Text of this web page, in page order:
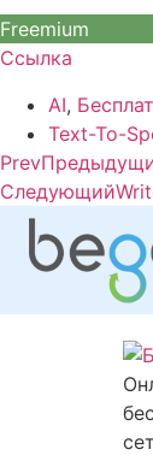
Freemium
Ссылка
AI,
Text-To-
Prev
Следующий